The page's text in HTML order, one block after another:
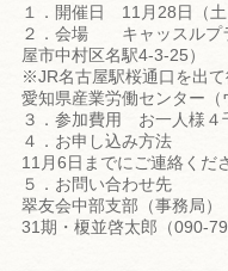
１．開催日 11月28日（
２．会場 キャッスルプ
屋市中村区名駅4-3-25）
※JR名古屋駅桜通口を出て
愛知県産業労働センター（
３．参加費用 お一人様４
４．お申し込み方法
11月6日までにご連絡くだ
５．お問い合わせ先
翠友会中部支部（事務局）
31期・榎並啓太郎（090-